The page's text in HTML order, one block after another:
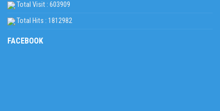
Total Visit : 603909
Total Hits : 1812982
FACEBOOK